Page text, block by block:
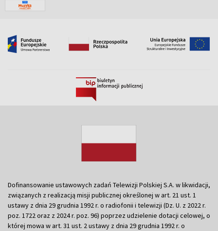
Dofinansowanie ustawowych zadań Telewizji Polskiej S.A. w likwidacji,
związanych z realizacją misji publicznej określonej w art. 21 ust. 1
ustawy z dnia 29 grudnia 1992 r. o radiofonii i telewizji (Dz. U. z 2022 r.
poz. 1722 oraz z 2024 r. poz. 96) poprzez udzielenie dotacji celowej, o
której mowa w art. 31 ust. 2 ustawy z dnia 29 grudnia 1992 r. o